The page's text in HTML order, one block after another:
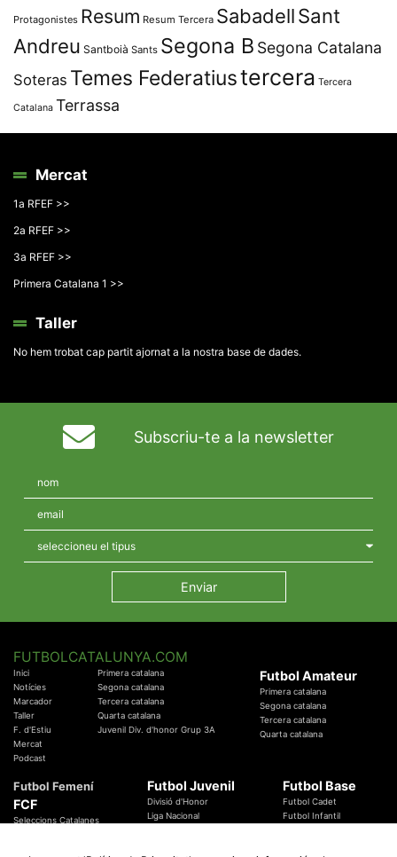
Protagonistes Resum Resum Tercera SabadellSant
Andreu Santboià Sants Segona B Segona Catalana
Soteras Temes Federatiustercera Tercera
Catalana Terrassa
Mercat
1a RFEF >>
2a RFEF >>
3a RFEF >>
Primera Catalana 1 >>
Taller
No hem trobat cap partit ajornat a la nostra base de dades.
Subscriu-te a la newsletter
FUTBOLCATALUNYA.COM
Inici
Notícies
Marcador
Taller
F. d'Estiu
Mercat
Podcast
Primera catalana
Segona catalana
Tercera catalana
Quarta catalana
Juvenil Div. d'honor Grup 3A
Futbol Amateur
Primera catalana
Segona catalana
Tercera catalana
Quarta catalana
Futbol Femení
FCF
Seleccions Catalanes
Futbol Juvenil
Divisió d'Honor
Liga Nacional
Futbol Base
Futbol Cadet
Futbol Infantil